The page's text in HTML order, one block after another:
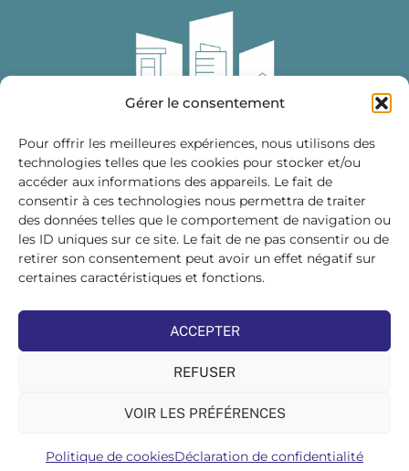
Gérer le consentement
Pour offrir les meilleures expériences, nous utilisons des
technologies telles que les cookies pour stocker et/ou
accéder aux informations des appareils. Le fait de
consentir à ces technologies nous permettra de traiter
des données telles que le comportement de navigation ou
les ID uniques sur ce site. Le fait de ne pas consentir ou de
retirer son consentement peut avoir un effet négatif sur
certaines caractéristiques et fonctions.
ACCEPTER
REFUSER
VOIR LES PRÉFÉRENCES
Politique de cookiesDéclaration de confidentialité
Fédération des Distributeurs
de Matériaux de Construction
215 bis, boulevard Saint-Germain
75007 PARIS
Tél : 01 45 48 28 44
Suivez-nous sur les réseaux sociaux :